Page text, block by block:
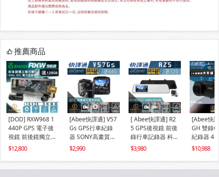
推薦商品
[DOD] RXW968 1
440P GPS 電子後
視鏡 前後鏡獨立雙
分離 行車紀錄器
WIFI 車充版 (贈12
8Ｇ記憶卡)
12,800
[Abee快譯通] V57
Gs GPS行車紀錄
器 SONY高畫質單
鏡頭 科技執法 區
間測速 1080P (贈
64Ｇ記憶卡)
2,990
[ Abee快譯通] R2
5 GPS後視鏡 前後
錄行車記錄器 科技
執法平面高架區間
測速 1080P (贈32
Ｇ記憶卡)
3,980
[Abee快
GH 雙錄
紀錄器
WIFI
間測速 (贈停車監
控專用電
28Ｇ記憶
10,988